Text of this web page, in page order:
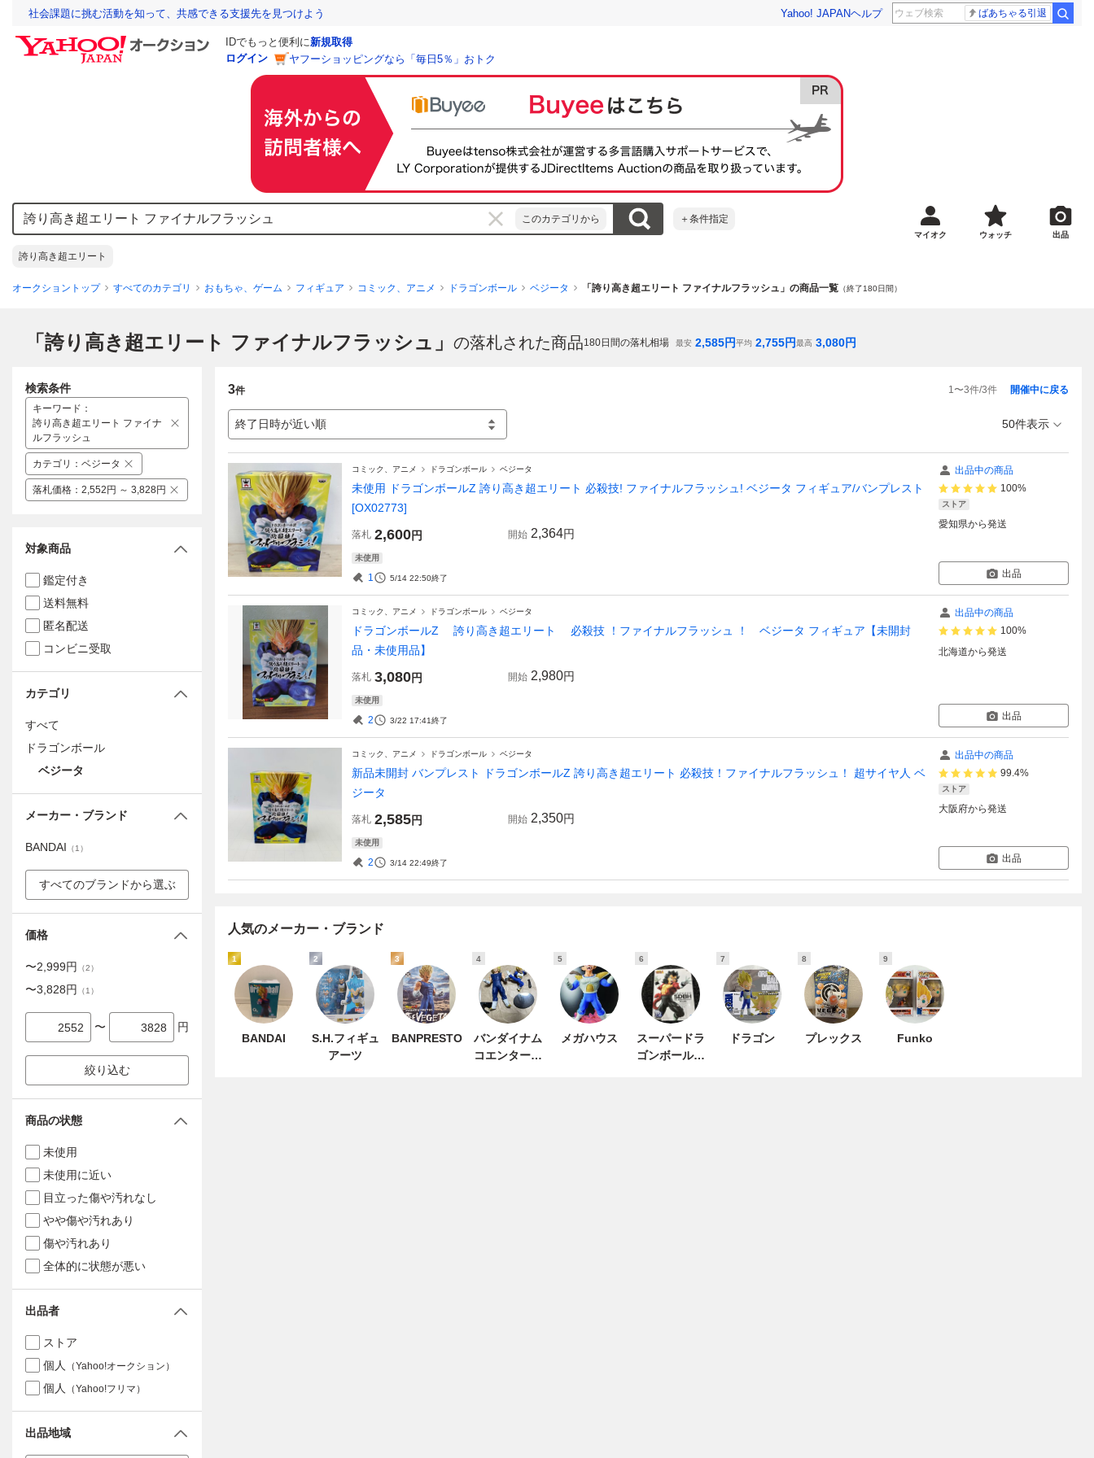
社会課題に挑む活動を知って、共感できる支援先を見つけよう Yahoo! JAPANヘルプ ばあちゃる引退
IDでもっと便利に新規取得
ログイン
ヤフーショッピングなら「毎日5％」おトク
このカテゴリから ＋条件指定
誇り高き超エリート
マイオク ウォッチ 出品
オークショントップ すべてのカテゴリ おもちゃ、ゲーム フィギュア コミック、アニメ ドラゴンボール ベジータ 「誇り高き超エリート ファイナルフラッシュ」の商品一覧 （終了180日間）
「誇り高き超エリート ファイナルフラッシュ」 の落札された商品180日間の落札相場 最安 2,585円平均 2,755円最高 3,080円
3件 1〜3件/3件
終了日時が近い順
開催中に戻る
50件表示
コミック、アニメ ドラゴンボール ベジータ
未使用 ドラゴンボールZ 誇り高き超エリート 必殺技! ファイナルフラッシュ! ベジータ フィギュア/バンプレスト
[OX02773]
落札 2,600円 開始 2,364円
未使用
1 5/14 22:50終了
出品中の商品
100%
ストア
愛知県から発送
出品
コミック、アニメ ドラゴンボール ベジータ
ドラゴンボールZ 誇り高き超エリート 必殺技 ！ファイナルフラッシュ ！ ベジータ フィギュア【未開封
品・未使用品】
落札 3,080円 開始 2,980円
未使用
2 3/22 17:41終了
出品中の商品
100%
北海道から発送
出品
コミック、アニメ ドラゴンボール ベジータ
新品未開封 バンプレスト ドラゴンボールZ 誇り高き超エリート 必殺技！ファイナルフラッシュ！ 超サイヤ人 ベ
ジータ
落札 2,585円 開始 2,350円
未使用
2 3/14 22:49終了
出品中の商品
99.4%
ストア
大阪府から発送
出品
人気のメーカー・ブランド
1
BANDAI
2
S.H.フィギュ
アーツ
3
BANPRESTO
4
バンダイナム
コエンターテ
5
メガハウス
6
スーパードラ
ゴンボールヒ
7
ドラゴン
8
プレックス
9
Funko
検索条件
キーワード ：
誇り高き超エリート ファイナ
ルフラッシュ
カテゴリ ： ベジータ
落札価格 ： 2,552円 ～ 3,828円
対象商品
鑑定付き
送料無料
匿名配送
コンビニ受取
カテゴリ
すべて
ドラゴンボール
ベジータ
メーカー・ブランド
BANDAI （1 ）
すべてのブランドから選ぶ
価格
〜2,999円 （2）
〜3,828円 （1 ）
〜 円
絞り込む
商品の状態
未使用
未使用に近い
目立った傷や汚れなし
やや傷や汚れあり
傷や汚れあり
全体的に状態が悪い
出品者
ストア
個人
（Yahoo!オークション）
個人 （Yahoo!フリマ）
出品地域